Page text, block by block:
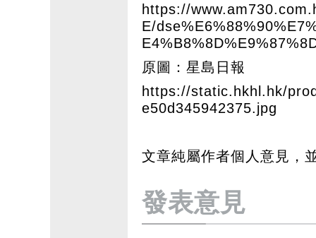
https://
E/
原圖：星島日報
https://static.hkhl.hk/
e50d345942375.jpg
文章純屬作者個人意見，
發表意見